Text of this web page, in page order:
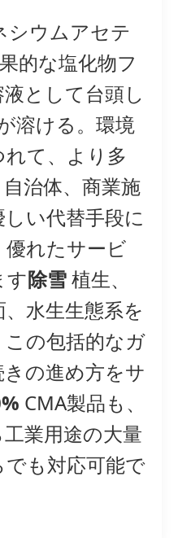
シウムアセテ
的な塩化物フ
として台頭し
溶ける。環境
て、より多
治体、商業施
い代替手段に
れたサービ
す除雪植生、
水生生態系を
の包括的なガ
の進め方をサ
CMA製品も、
業用途の大量
も対応可能で